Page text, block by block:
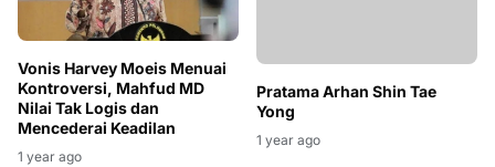
Vonis Harvey Moeis Menuai
Kontroversi, Mahfud MD
Nilai Tak Logis dan
Mencederai Keadilan
1 year ago
Pratama Arhan Shin Tae
Yong
1 year ago